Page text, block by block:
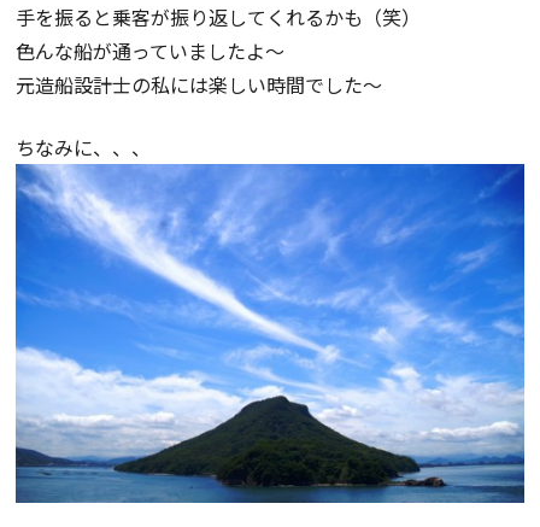
手を振ると乗客が振り返してくれるかも（笑）
色んな船が通っていましたよ～
元造船設計士の私には楽しい時間でした～
ちなみに、、、